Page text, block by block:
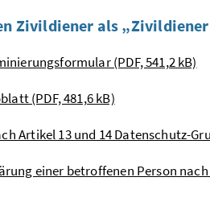
Zivildiener als
(PDF, 541,2 kB)
(PDF, 481,6 kB)
Artikel 13 und 14 Datenschutz-
einer betroffenen Person nach